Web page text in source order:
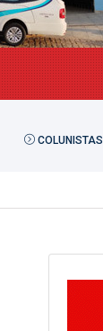
COLUNISTAS